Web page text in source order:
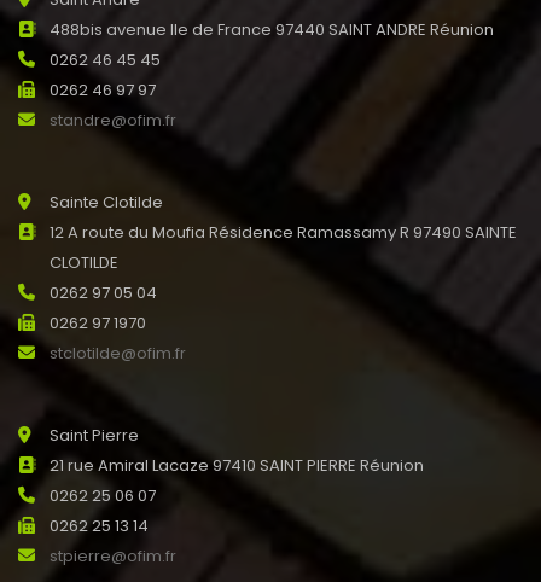
488bis avenue Ile de France 97440 SAINT ANDRE Réunion
0262 46 45 45
0262 46 97 97
standre@ofim.fr
Sainte Clotilde
12 A route du Moufia Résidence Ramassamy R 97490 SAINTE
CLOTILDE
0262 97 05 04
0262 97 1970
stclotilde@ofim.fr
Saint Pierre
21 rue Amiral Lacaze 97410 SAINT PIERRE Réunion
0262 25 06 07
0262 25 13 14
stpierre@ofim.fr